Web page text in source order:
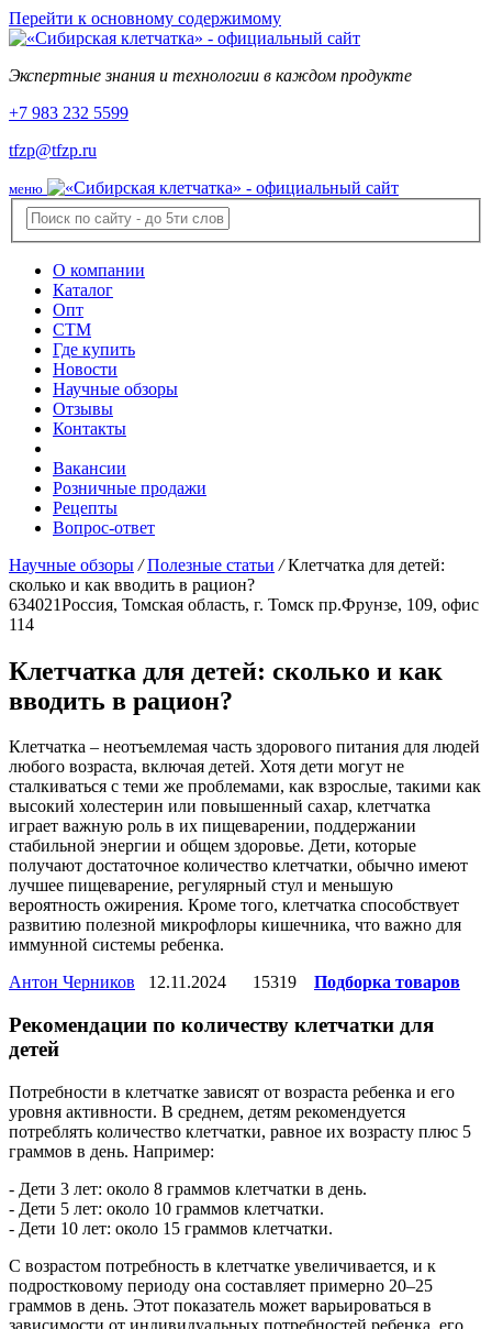
Перейти к основному содержимому
Экспертные знания и технологии в каждом продукте
+7 983 232 5599
tfzp@tfzp.ru
меню
О компании
Каталог
Опт
СТМ
Где купить
Новости
Научные обзоры
Отзывы
Контакты
Вакансии
Розничные продажи
Рецепты
Вопрос-ответ
Научные обзоры / Полезные статьи / Клетчатка для детей:
сколько и как вводить в рацион?
634021Россия, Томская область, г. Томск пр.Фрунзе, 109, офис
114
Клетчатка для детей: сколько и как
вводить в рацион?
Клетчатка – неотъемлемая часть здорового питания для людей
любого возраста, включая детей. Хотя дети могут не
сталкиваться с теми же проблемами, как взрослые, такими как
высокий холестерин или повышенный сахар, клетчатка
играет важную роль в их пищеварении, поддержании
стабильной энергии и общем здоровье. Дети, которые
получают достаточное количество клетчатки, обычно имеют
лучшее пищеварение, регулярный стул и меньшую
вероятность ожирения. Кроме того, клетчатка способствует
развитию полезной микрофлоры кишечника, что важно для
иммунной системы ребенка.
Антон Черников
12.11.2024 15319 Подборка товаров
Рекомендации по количеству клетчатки для
детей
Потребности в клетчатке зависят от возраста ребенка и его
уровня активности. В среднем, детям рекомендуется
потреблять количество клетчатки, равное их возрасту плюс 5
граммов в день. Например:
- Дети 3 лет: около 8 граммов клетчатки в день.
- Дети 5 лет: около 10 граммов клетчатки.
- Дети 10 лет: около 15 граммов клетчатки.
С возрастом потребность в клетчатке увеличивается, и к
подростковому периоду она составляет примерно 20–25
граммов в день. Этот показатель может варьироваться в
зависимости от индивидуальных потребностей ребенка, его